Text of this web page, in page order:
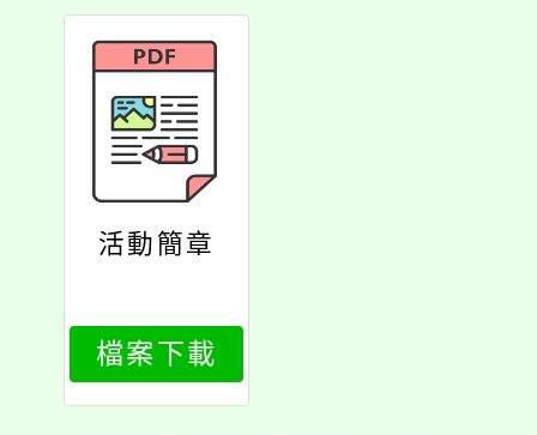
活動簡章
檔案下載